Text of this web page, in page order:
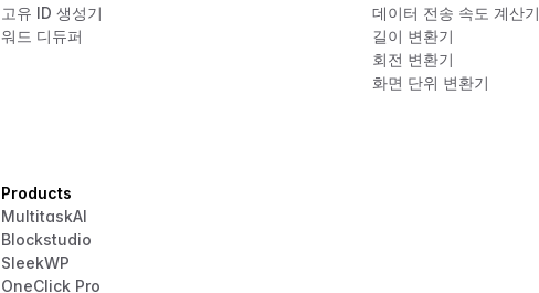
고유 ID 생성기
워드 디듀퍼
데이터 전송 속도 계산기
길이 변환기
회전 변환기
화면 단위 변환기
Products
MultitaskAI
Blockstudio
SleekWP
OneClick Pro